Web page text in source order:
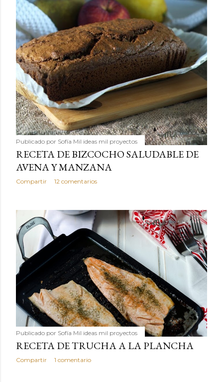
Publicado por Sofía Mil ideas mil proyectos
RECETA DE BIZCOCHO SALUDABLE DE
AVENA Y MANZANA
Compartir 12 comentarios
Publicado por Sofía Mil ideas mil proyectos
RECETA DE TRUCHA A LA PLANCHA
Compartir 1 comentario